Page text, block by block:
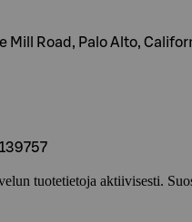
Mill Road, Palo Alto,
tuotetietoja aktiivisesti.